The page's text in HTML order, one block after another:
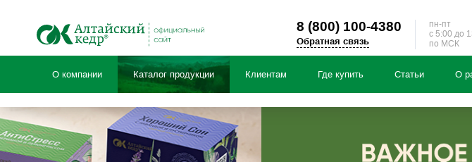
8 (800)100-4380
Обратная связь
пн-пт
c 5:00 до
по МСК
О компании Каталог продукции Клиентам Где купить Статьи О